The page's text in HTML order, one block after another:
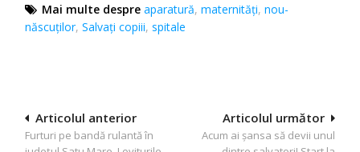
Mai multe despre aparatură,maternități,nou-
născuților,Salvați copiii,spitale
Navigare
în
Articolul următor
Acum ai șansa să devii unul
Articolul anterior
Furturi pe bandă rulantă în